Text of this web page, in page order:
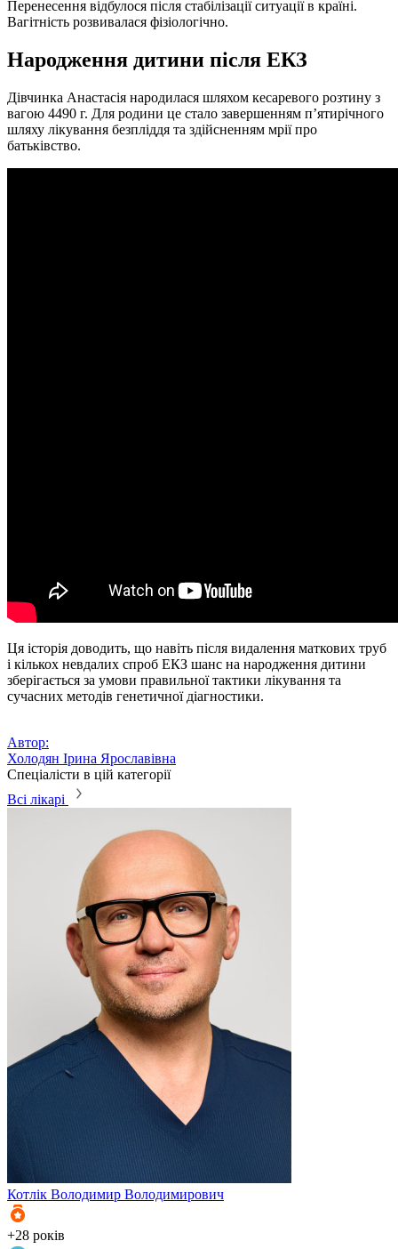
Перенесення відбулося після стабілізації ситуації в країні.
Вагітність розвивалася фізіологічно.
Народження дитини після ЕКЗ
Дівчинка Анастасія народилася шляхом кесаревого розтину з
вагою 4490 г. Для родини це стало завершенням п’ятирічного
шляху лікування безпліддя та здійсненням мрії про
батьківство.
Ця історія доводить, що навіть після видалення маткових труб
і кількох невдалих спроб ЕКЗ шанс на народження дитини
зберігається за умови правильної тактики лікування та
сучасних методів генетичної діагностики.
Автор:
Холодян Ірина Ярославівна
Спеціалісти в цій категорії
Всі лікарі
Котлік Володимир Володимирович
+28 років